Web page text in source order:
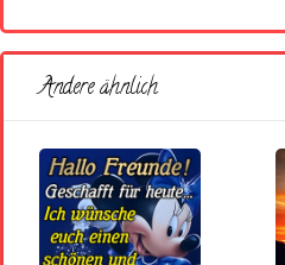
Andere ähnlich